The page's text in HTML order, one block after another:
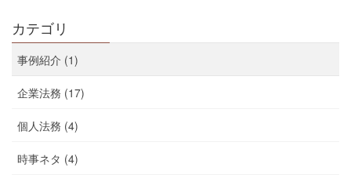
カテゴリ
事例紹介 (1)
企業法務 (17)
個人法務 (4)
時事ネタ (4)